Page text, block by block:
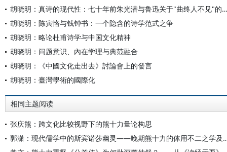
胡晓明：真诗的现代性：七十年前朱光潜与鲁迅关于"曲终人不见"的争论及其余响
胡晓明：陈寅恪与钱钟书：一个隐含的诗学范式之争
胡晓明：略论杜甫诗学与中国文化精神
胡晓明：问题意识、內在学理与典范融合
胡晓明：《中國文化走出去》討論會上的發言
胡晓明：臺灣學術的國際化
相同主题阅读
张庆熊：跨文化比较视野下的熊十力量论构思
郭潇：现代儒学中的斯宾诺莎